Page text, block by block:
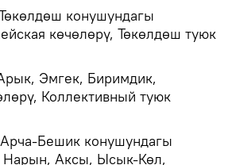
конушундагы
көчөлөрү, Төкөлдөш туюк
Эмгек, Биримдик,
Коллективный туюк
Бешик конушундагы
Аксы, Ысык-Көл,